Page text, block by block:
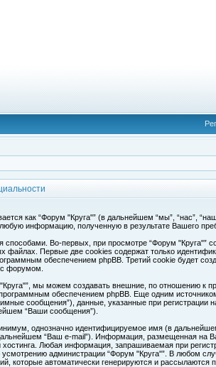
как “Форум "Круга"” (в дальнейшем “мы”, “нас”,
любую информацию, полученную в результате Вашего
Во-первых, при просмотре “Форум "Круга"”
файлах. Первые две cookies содержат только
обеспечением phpBB. Третий cookie будет
форумом.
мы можем создавать внешние, по отношению к
обеспечением phpBB. Еще одним
сообщения”), данные, указанные при
“Ваши сообщения”).
однозначно идентифицируемое имя (в
“Ваш e-mail”). Информация, размещенная на
Любая информация, запрашиваемая при
администрации “Форум "Круга"”. В любом
которые автоматически генерируются и